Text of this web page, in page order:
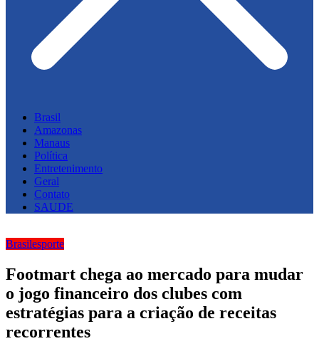
Brasil
Amazonas
Manaus
Política
Entretenimento
Geral
Contato
SAUDE
Brasilesporte
Footmart chega ao mercado para mudar
o jogo financeiro dos clubes com
estratégias para a criação de receitas
recorrentes